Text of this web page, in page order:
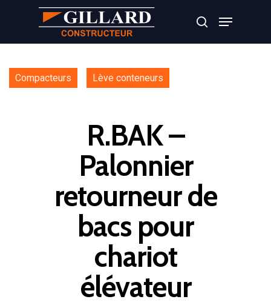
Appuyer sur Entrer ou ESC pour fermer
Compacteurs Lève conteneurs
R.BAK –
Palonnier
retourneur de
bacs pour
chariot
élévateur